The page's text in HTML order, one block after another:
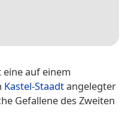
eine auf einem
Kastel-Staadtangelegter
Gefallene des Zweiten